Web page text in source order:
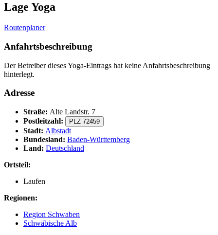
Lage Yoga
Routenplaner
Anfahrtsbeschreibung
Der Betreiber dieses Yoga-Eintrags hat keine Anfahrtsbeschreibung
hinterlegt.
Adresse
Straße: Alte Landstr. 7
Postleitzahl:
PLZ 72459
Stadt: Albstadt
Bundesland: Baden-Württemberg
Land: Deutschland
Ortsteil:
Laufen
Regionen:
Region Schwaben
Schwäbische Alb